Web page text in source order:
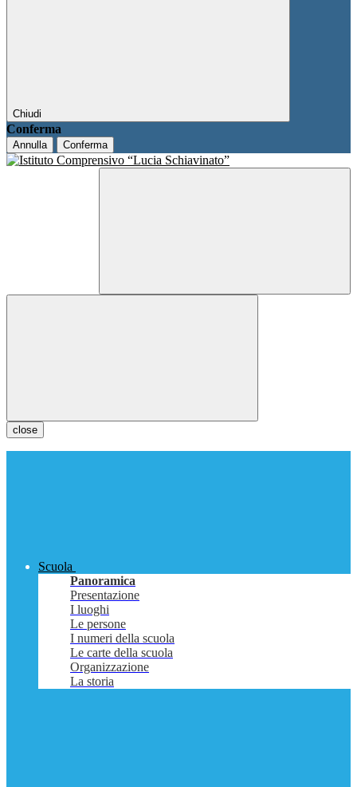
Chiudi
Conferma
Annulla Conferma
close
Scuola
Panoramica
Presentazione
I luoghi
Le persone
I numeri della scuola
Le carte della scuola
Organizzazione
La storia